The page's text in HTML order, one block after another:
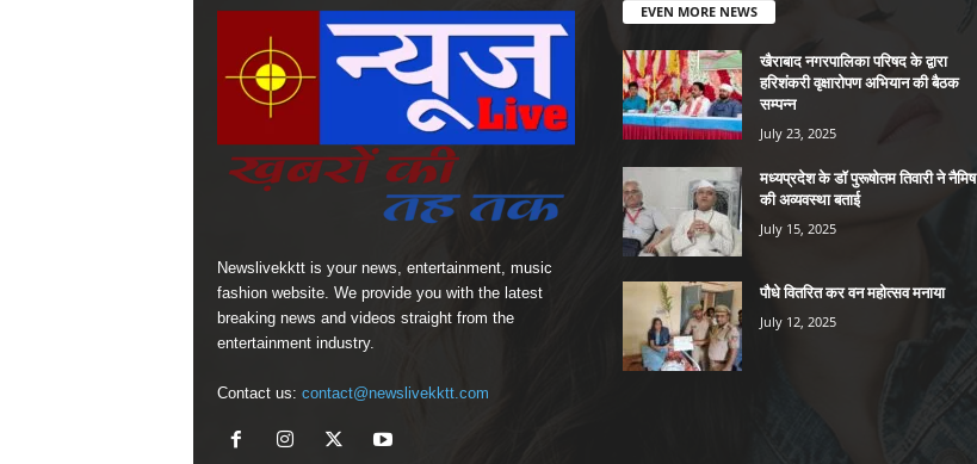
Newslivekktt is your news, entertainment, music
fashion website. We provide you with the latest
breaking news and videos straight from the
entertainment industry.
Contact us: contact@newslivekktt.com
EVEN MORE NEWS
खैराबाद नगरपालिका परिषद के द्वारा
हरिशंकरी वृक्षारोपण अभियान की बैठक
सम्पन्न
July 23, 2025
मध्यप्रदेश के डॉ पुरूषोतम तिवारी ने नैमिष
की अव्यवस्था बताई
July 15, 2025
पौधे वितरित कर वन महोत्सव मनाया
July 12, 2025